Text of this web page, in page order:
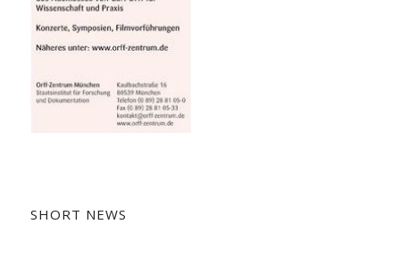
SHORT NEWS